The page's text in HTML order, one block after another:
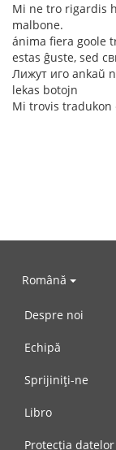
Mi ne tro rigardis
malbone.
ánima fiera goole
estas ĝuste, sed
Лижут иго ankaŭ
lekas botojn
Mi trovis tradukon
Română
Despre noi
Echipă
Sprijiniți-ne
Libro
Protecția datelor